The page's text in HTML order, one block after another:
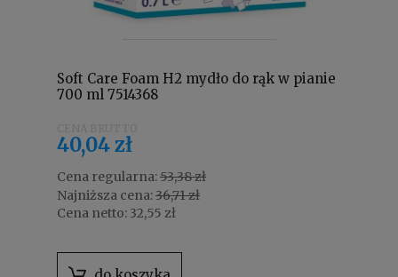
Soft Care Foam H2 mydło do rąk w pianie
700 ml 7514368
40,04 zł
Cena regularna:53,38 zł
Najniższa cena:36,71 zł
Cena netto: 32,55 zł